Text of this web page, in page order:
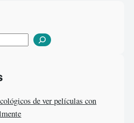
de ver películas con